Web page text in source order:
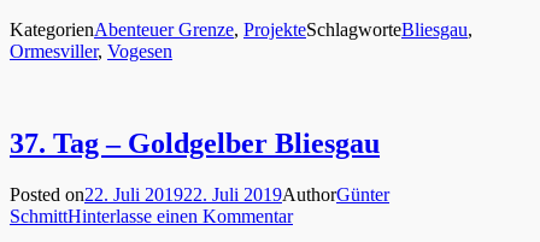
KategorienAbenteuer Grenze, ProjekteSchlagworteBliesgau,
Ormesviller, Vogesen
37. Tag – Goldgelber Bliesgau
Posted on22. Juli 201922. Juli 2019AuthorGünter
SchmittHinterlasse einen Kommentar